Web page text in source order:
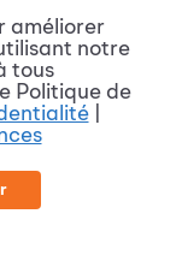
données
Software
améliorer
notre
tous
Politique de
|